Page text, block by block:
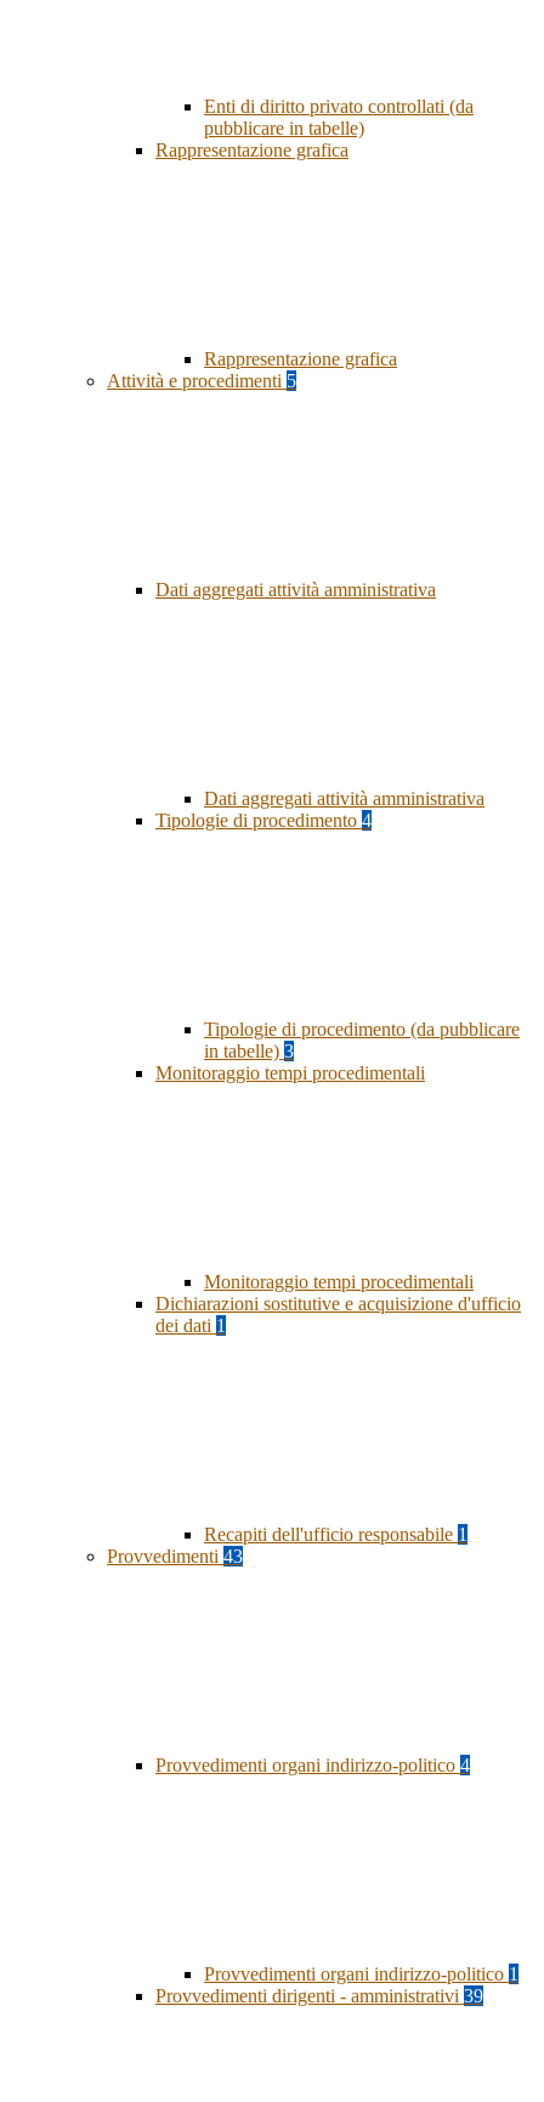
Enti di diritto privato controllati (da
pubblicare in tabelle)
Rappresentazione grafica
Rappresentazione grafica
Attività e procedimenti 5
Dati aggregati attività amministrativa
Dati aggregati attività amministrativa
Tipologie di procedimento 4
Tipologie di procedimento (da pubblicare
in tabelle) 3
Monitoraggio tempi procedimentali
Monitoraggio tempi procedimentali
Dichiarazioni sostitutive e acquisizione d'ufficio
dei dati 1
Recapiti dell'ufficio responsabile 1
Provvedimenti 43
Provvedimenti organi indirizzo-politico 4
Provvedimenti organi indirizzo-politico 1
Provvedimenti dirigenti - amministrativi 39